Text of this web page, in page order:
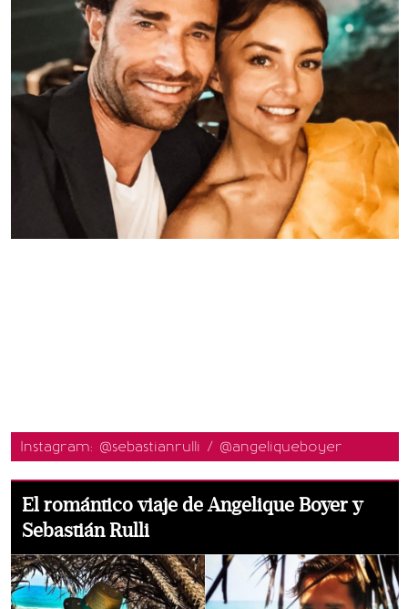
Instagram: @sebastianrulli / @angeliqueboyer
El romántico viaje de Angelique Boyer y
Sebastián Rulli